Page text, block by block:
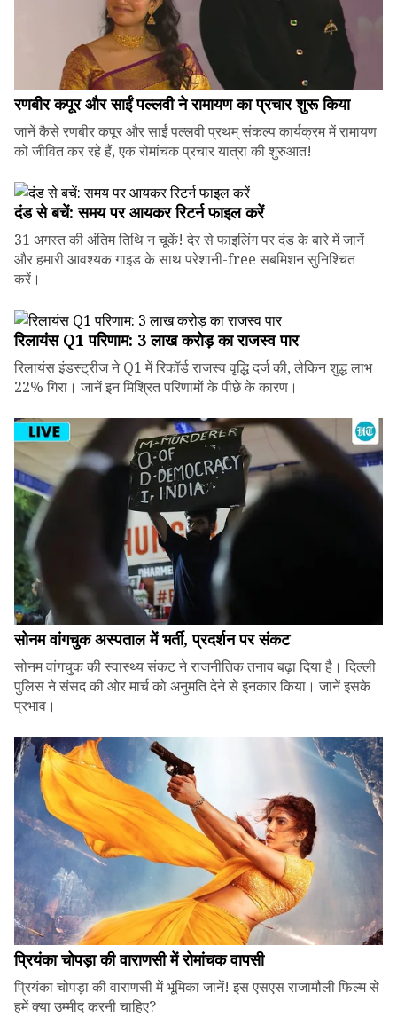
रणबीर कपूर और साईं पल्लवी ने रामायण का प्रचार शुरू किया
जानें कैसे रणबीर कपूर और साईं पल्लवी प्रथम् संकल्प कार्यक्रम में रामायण
को जीवित कर रहे हैं, एक रोमांचक प्रचार यात्रा की शुरुआत!
दंड से बचें: समय पर आयकर रिटर्न फाइल करें
31 अगस्त की अंतिम तिथि न चूकें! देर से फाइलिंग पर दंड के बारे में जानें
और हमारी आवश्यक गाइड के साथ परेशानी-free सबमिशन सुनिश्चित
करें।
रिलायंस Q1 परिणाम: ₹3 लाख करोड़ का राजस्व पार
रिलायंस इंडस्ट्रीज ने Q1 में रिकॉर्ड राजस्व वृद्धि दर्ज की, लेकिन शुद्ध लाभ
22% गिरा। जानें इन मिश्रित परिणामों के पीछे के कारण।
सोनम वांगचुक अस्पताल में भर्ती, प्रदर्शन पर संकट
सोनम वांगचुक की स्वास्थ्य संकट ने राजनीतिक तनाव बढ़ा दिया है। दिल्ली
पुलिस ने संसद की ओर मार्च को अनुमति देने से इनकार किया। जानें इसके
प्रभाव।
प्रियंका चोपड़ा की वाराणसी में रोमांचक वापसी
प्रियंका चोपड़ा की वाराणसी में भूमिका जानें! इस एसएस राजामौली फिल्म से
हमें क्या उम्मीद करनी चाहिए?